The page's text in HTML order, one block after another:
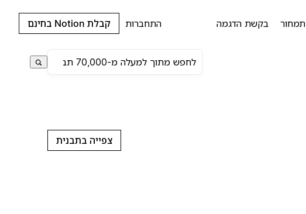
תמחור בקשת הדגמה התחברות קבלת Notion בחינם
צפייה בתבנית